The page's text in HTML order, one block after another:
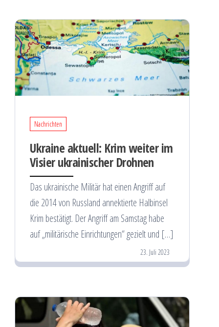
Nachrichten
Ukraine aktuell: Krim weiter im
Visier ukrainischer Drohnen
Das ukrainische Militär hat einen Angriff auf
die 2014 von Russland annektierte Halbinsel
Krim bestätigt. Der Angriff am Samstag habe
auf „militärische Einrichtungen“ gezielt und […]
23. Juli 2023